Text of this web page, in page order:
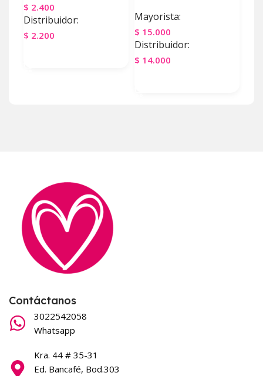
$ 2.400
Distribuidor:
$ 2.200
Mayorista:
$ 15.000
Distribuidor:
$ 14.000
Contáctanos
3022542058
Whatsapp
Kra. 44 # 35-31
Ed. Bancafé, Bod.303